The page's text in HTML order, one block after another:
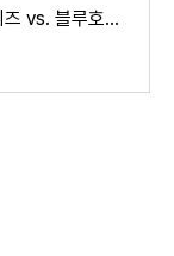
해외웹호스팅: 클라우드웨이즈 vs. 블루호스트 vs. 카페24 비교 (Cloudways vs. Bluehost vs. Cafe24)